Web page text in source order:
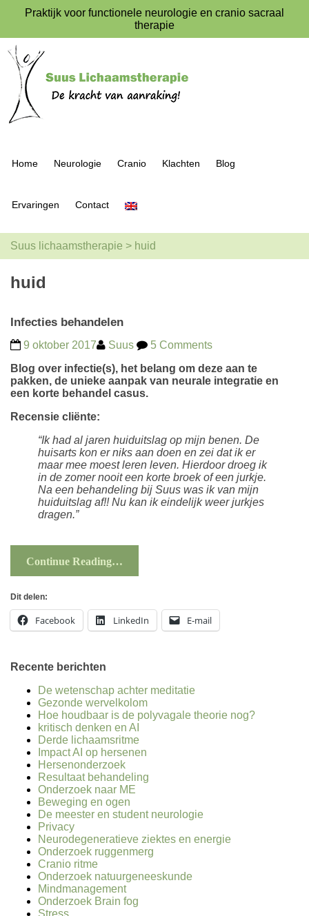
Praktijk voor functionele neurologie en cranio sacraal
therapie
Home Neurologie Cranio Klachten Blog
Ervaringen Contact
Suus lichaamstherapie > huid
huid
Infecties behandelen
9 oktober 2017 Suus
5 Comments
Blog over infectie(s), het belang om deze aan te
pakken, de unieke aanpak van neurale integratie en
een korte behandel casus.
Recensie cliënte:
“Ik had al jaren huiduitslag op mijn benen. De
huisarts kon er niks aan doen en zei dat ik er
maar mee moest leren leven. Hierdoor droeg ik
in de zomer nooit een korte broek of een jurkje.
Na een behandeling bij Suus was ik van mijn
huiduitslag af!! Nu kan ik eindelijk weer jurkjes
dragen.”
Continue Reading…
Dit delen:
Facebook LinkedIn E-mail
Recente berichten
De wetenschap achter meditatie
Gezonde wervelkolom
Hoe houdbaar is de polyvagale theorie nog?
kritisch denken en AI
Derde lichaamsritme
Impact AI op hersenen
Hersenonderzoek
Resultaat behandeling
Onderzoek naar ME
Beweging en ogen
De meester en student neurologie
Privacy
Neurodegeneratieve ziektes en energie
Onderzoek ruggenmerg
Cranio ritme
Onderzoek natuurgeneeskunde
Mindmanagement
Onderzoek Brain fog
Stress